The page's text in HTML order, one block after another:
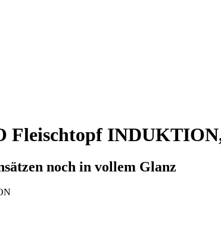
Fleischtopf
noch in vollem Glanz